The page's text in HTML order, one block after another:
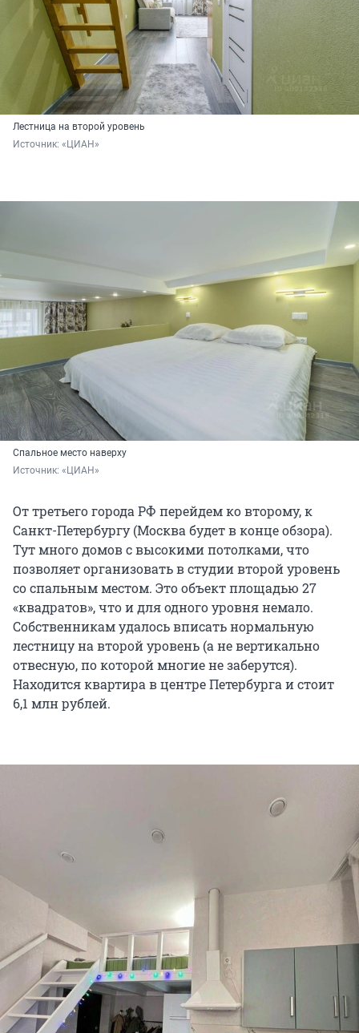
Лестница на второй уровень
Источник: «ЦИАН»
Спальное место наверху
Источник: «ЦИАН»
От третьего города РФ перейдем ко второму, к
Санкт-Петербургу (Москва будет в конце обзора).
Тут много домов с высокими потолками, что
позволяет организовать в студии второй уровень
со спальным местом. Это объект площадью 27
«квадратов», что и для одного уровня немало.
Собственникам удалось вписать нормальную
лестницу на второй уровень (а не вертикально
отвесную, по которой многие не заберутся).
Находится квартира в центре Петербурга и стоит
6,1 млн рублей.